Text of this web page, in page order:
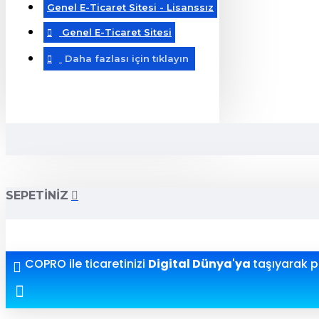
Genel E-Ticaret Sitesi - Lisanssız
Genel E-Ticaret Sitesi
Daha fazlası için tıklayın
SEPETINIZ
COPRO ile ticaretinizi Digital Dünya'ya taşıyarak